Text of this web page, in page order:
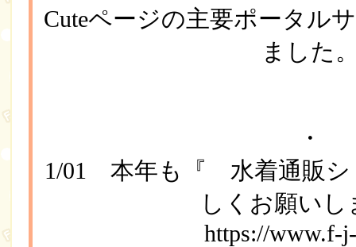
Cuteページの主要ポータル
ました
・
1/01 本年も『 水着通販
しくお願いし
https://www.f-